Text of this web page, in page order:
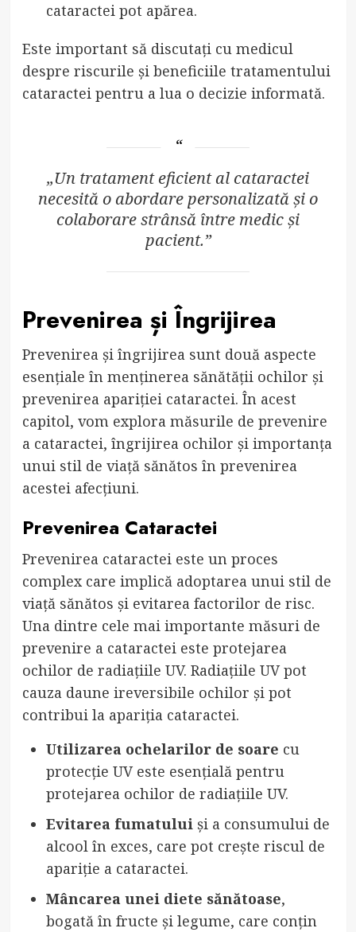
cataractei pot apărea.
Este important să discutați cu medicul
despre riscurile și beneficiile tratamentului
cataractei pentru a lua o decizie informată.
„Un tratament eficient al cataractei
necesită o abordare personalizată și o
colaborare strânsă între medic și
pacient.”
Prevenirea și Îngrijirea
Prevenirea și îngrijirea sunt două aspecte
esențiale în menținerea sănătății ochilor și
prevenirea apariției cataractei. În acest
capitol, vom explora măsurile de prevenire
a cataractei, îngrijirea ochilor și importanța
unui stil de viață sănătos în prevenirea
acestei afecțiuni.
Prevenirea Cataractei
Prevenirea cataractei este un proces
complex care implică adoptarea unui stil de
viață sănătos și evitarea factorilor de risc.
Una dintre cele mai importante măsuri de
prevenire a cataractei este protejarea
ochilor de radiațiile UV. Radiațiile UV pot
cauza daune ireversibile ochilor și pot
contribui la apariția cataractei.
Utilizarea ochelarilor de soare cu
protecție UV este esențială pentru
protejarea ochilor de radiațiile UV.
Evitarea fumatuluiși a consumului de
alcool în exces, care pot crește riscul de
apariție a cataractei.
Mâncarea unei diete sănătoase,
bogată în fructe și legume, care conțin